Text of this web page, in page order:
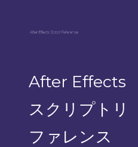
After Effects
スクリプトリ
ファレンス